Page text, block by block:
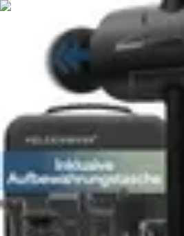
Relaxations Rapides
Techniques de Relaxation
Conseils
quotidienneTechnologieRoutines
Relaxations Rapides